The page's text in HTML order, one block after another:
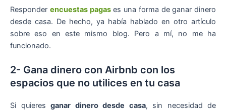
Responder encuestas pagases una forma de ganar dinero
desde casa. De hecho, ya había hablado en otro artículo
sobre eso en este mismo blog. Pero a mí, no me ha
funcionado.
2- Gana dinero con Airbnb con los
espacios que no utilices en tu casa
Si quieres ganar dinero desde casa, sin necesidad de